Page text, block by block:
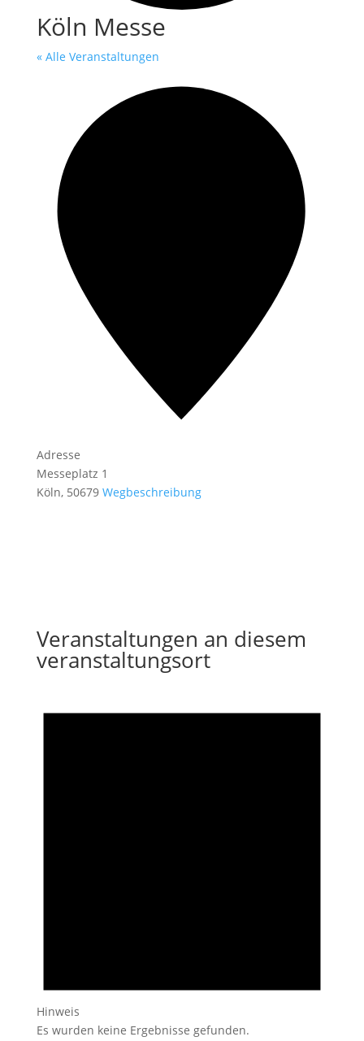
Köln Messe
« Alle Veranstaltungen
Adresse
Messeplatz 1
Köln, 50679 Wegbeschreibung
Veranstaltungen an diesem
veranstaltungsort
Hinweis
Es wurden keine Ergebnisse gefunden.